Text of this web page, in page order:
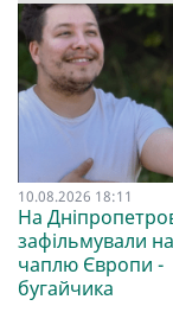
10.08.2026 18:11
На
зафільмували
чаплю Європи -
бугайчика